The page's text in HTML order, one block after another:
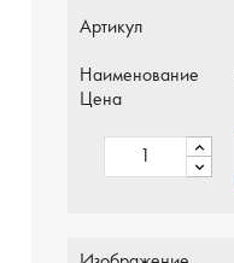
Артикул
Наименование
Цена